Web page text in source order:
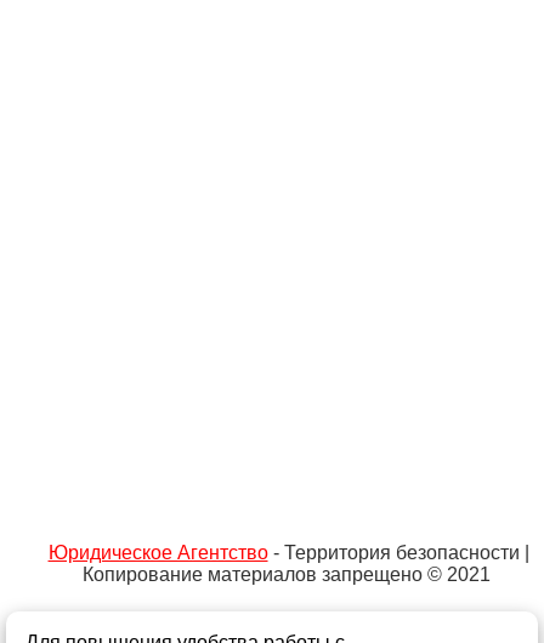
Юридическое Агентство- Территория безопасности |
Копирование материалов запрещено © 2021